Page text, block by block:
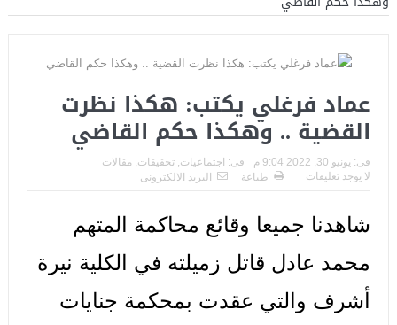
عماد فرغلي يكتب: هكذا نظرت
القضية .. وهكذا حكم القاضي
فى: يونيو 30, 2022 9:04 م فى: اجتماعيات تحقيقات مقالات
لا يوجد تعليقات
طباعة البريد الالكترونى
شاهدنا جميعا وقائع محاكمة المتهم
محمد عادل قاتل زميلته في الكلية نيرة
أشرف والتي عقدت بمحكمة جنايات